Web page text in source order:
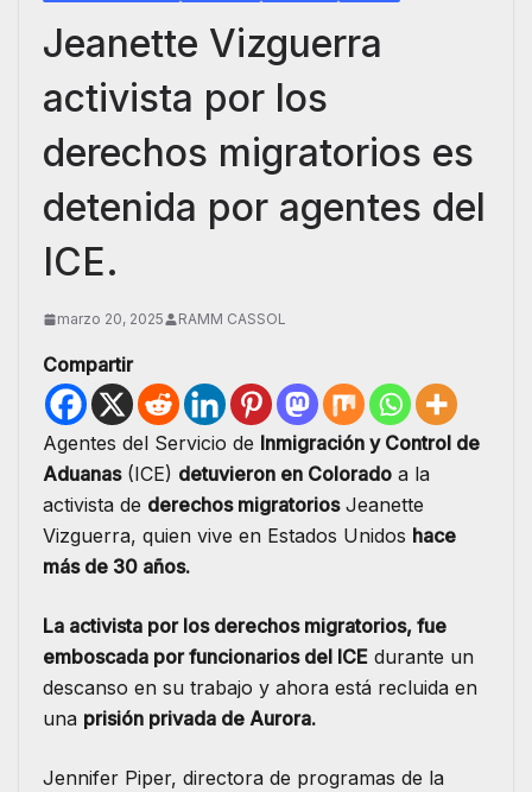
Jeanette Vizguerra
activista por los
derechos migratorios es
detenida por agentes del
ICE.
marzo 20, 2025 RAMM CASSOL
Compartir
Agentes del Servicio de Inmigración y Control de
Aduanas(ICE) detuvieron en Colorado a la
activista de derechos migratoriosJeanette
Vizguerra, quien vive en Estados Unidos hace
más de 30 años.
La activista por los derechos migratorios, fue
emboscada por funcionarios del ICE durante un
descanso en su trabajo y ahora está recluida en
una prisión privada de Aurora.
Jennifer Piper, directora de programas de la